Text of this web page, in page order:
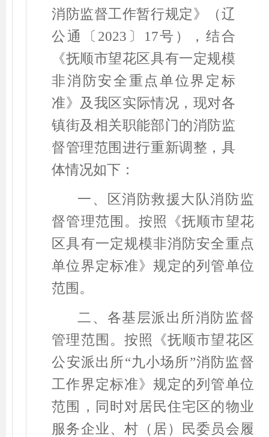
消防监督工作暂行规定》
（辽
公通
〔 2023 〕 17号） ， 结合
《抚顺市望花区具有一定规模
非消防安全重点单位界定标
准》 及我区实际情况，现对各
镇街及相关职能部门的消防监
督管理范围进行重新调整，具
体情况如下：
一、
区消防救援大队消防监
督管理范围。按照《抚顺市望花
区具有一定规模非消防安全重点
单位界定标准》规定的列管单位
范围。
二、 各基层派出所消防监督
管理范围。按照《抚顺市望花区
公安派出所“九小场所”消防监督
工作界定标准》规定的列管单位
范围，同时对居民住宅区的物业
服务企业、村（居 ）
民委员会履